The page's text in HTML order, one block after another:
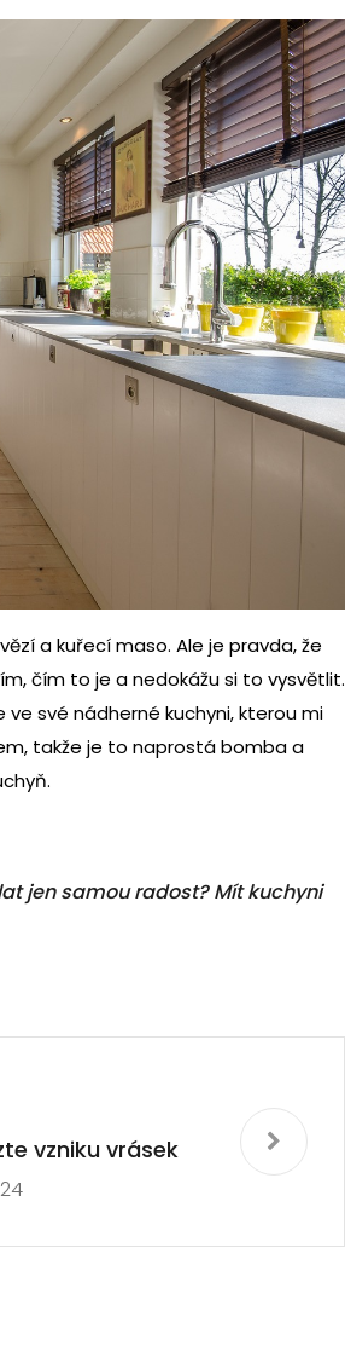
a kuřecí maso. Ale je pravda, že
čím to je a nedokážu si to vysvětlit.
své nádherné kuchyni, kterou mi
takže je to naprostá bomba a
jen samou radost? Mít kuchyni
vzniku vrásek